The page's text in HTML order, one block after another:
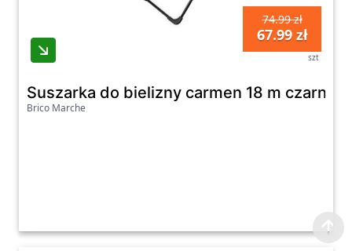
74.99 zł
67.99 zł
szt
Suszarka do bielizny carmen 18 m czarna
Brico Marche